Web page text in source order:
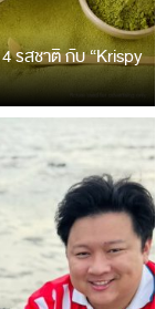
รสชาติ กับ “Krispy